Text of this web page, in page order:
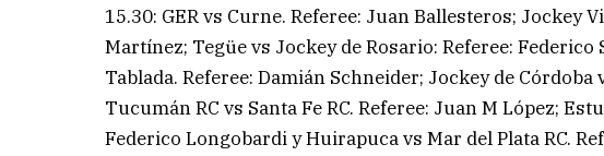
15.30: GER vs Curne. Referee: Juan Ballesteros; Jockey
Martínez; Tegüe vs Jockey de Rosario: Referee:
Tablada. Referee: Damián Schneider; Jockey de
Tucumán RC vs Santa Fe RC. Referee: Juan M López;
Federico Longobardi y Huirapuca vs Mar del Plata RC.